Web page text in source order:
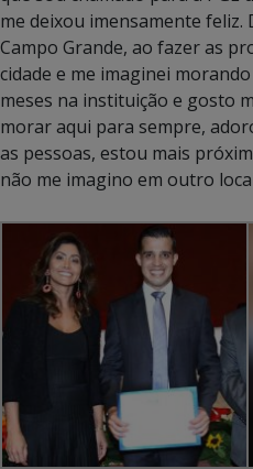
me deixou imensamente feliz.
Campo Grande, ao fazer as
cidade e me imaginei
meses na instituição e gosto
morar aqui para sempre,
as pessoas, estou mais
não me imagino em outro